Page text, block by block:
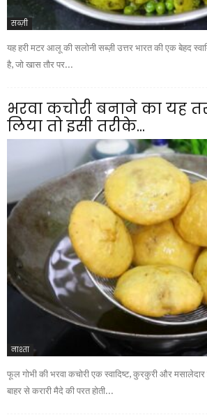
सब्ज़ी
यह हरी मटर आलू की सलोनी सब्ज़ी उत्तर भारत की एक बेहद
है, जो खास तौर पर...
भरवा कचोरी बनाने का यह
लिया तो इसी तरीके...
नाश्ता
फूल गोभी की भरवा कचोरी एक स्वादिष्ट, कुरकुरी और मसालेदार
बाहर से करारी मैदे की परत होती...